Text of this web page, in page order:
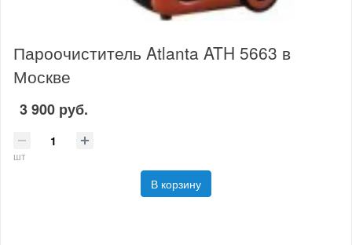
Пароочиститель Atlanta ATH 5663 в
Москве
3 900 руб.
шт
В корзину